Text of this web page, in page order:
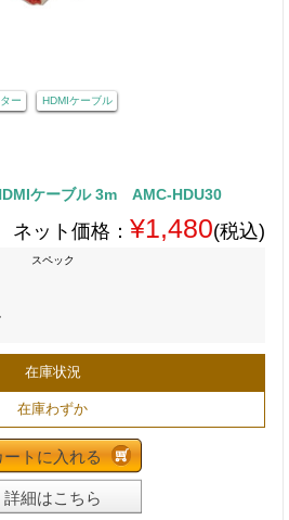
ー HDMIケーブル
ケーブル 3m AMC-HDU30
ネット価格： ¥1,480(税込)
スペック
在庫状況
在庫わずか
ートに入れる
詳細はこちら